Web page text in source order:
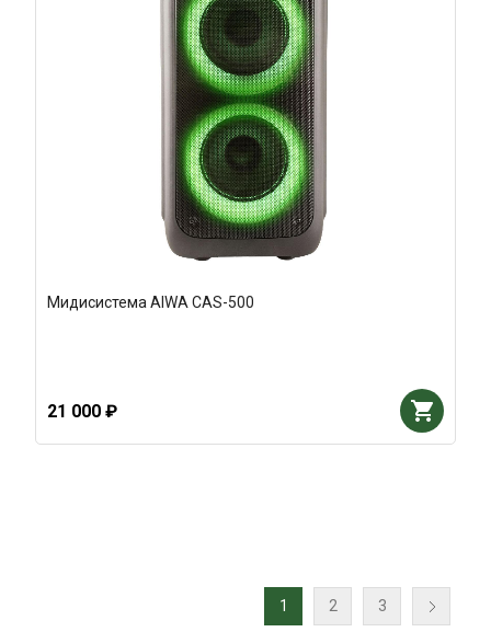
Мидисистема AIWA CAS-500
21 000 ₽
1 2 3